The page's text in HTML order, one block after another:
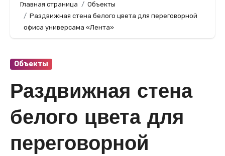
Главная страница
Объекты
Раздвижная стена белого цвета для переговорной
офиса универсама «Лента»
Объекты
Раздвижная стена
белого цвета для
переговорной